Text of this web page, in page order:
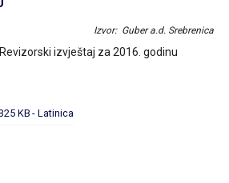
Izvor: Guber a.d. Srebrenica
izvještaj za 2016. godinu
KB - Latinica